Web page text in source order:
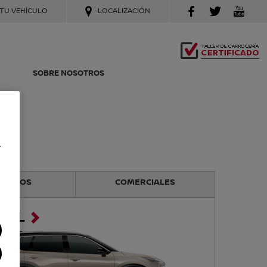
SOBRE NOSOTROS
VEHÍCULO LOCALIZACIÓN
COMERCIALES